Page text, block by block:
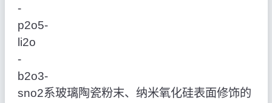
‑
p2o5‑
li2o
‑
b2o3‑
sno2系玻璃陶瓷粉末、纳米氧化硅表面修饰的